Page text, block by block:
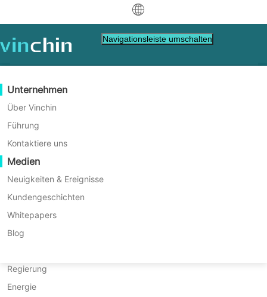
Download Unterstützung
中文
Datenschutz
Backup & Recovery
Echtzeitreplikation
Kontinuierlicher Datenschutz
Offsite-Kopie
Archivierung
Job-Orchestrierung
Workload-Mobilität
V2V-Migration
P2P-Migration
C2C-Migration
Virtuell
VMware
Hyper-V
Proxmox
XCP-ng
oVirt
H3C CAS/UIS
ZStack
Sangfor HCI
Huawei FusionCompute
Red Hat Virtualization
Unterstützung-Ressourcen
Wissensdatenbank
Wie man Videos abspielt
Hilfezentrum
Live-Veranstaltungen
Webinare
Live-Demo
Kundengeschichten
IT Dienstleistungen
Regierung
Energie
Kaufanleitung
Erfahren Sie, wie Sie kaufen
Lizenzrichtlinie
Häufig gestellte Fragen
Kontakt
Angebot anfordern
Werden Sie ein Partner
Partner Programm
Werden Sie ein Partner
Finde einen Partner.
Finden Sie einen lokalen Partner
Bereits Partner
Partner-Portal-Anmeldung
Unternehmen
Über Vinchin
Führung
Kontaktiere uns
Medien
Neuigkeiten & Ereignisse
Kundengeschichten
Whitepapers
Blog
Navigationsleiste umschalten
Robustes Enterprise-Level
Backup & Recovery mit
Vinchin
Zuverlässig, Leistungsstark, Effizient
* 60-Tage Testversion (Unbegrenzte
Enterprise Edition)